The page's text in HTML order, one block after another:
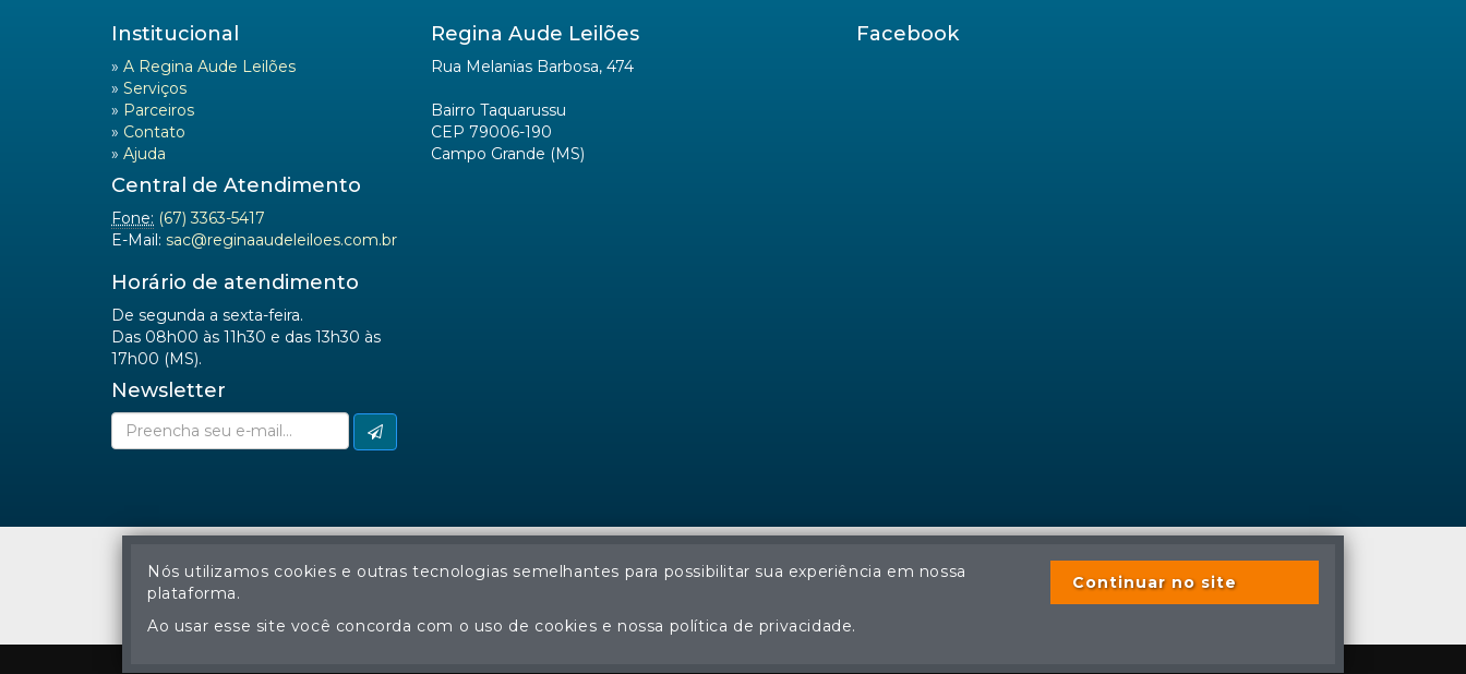
Institucional
» A Regina Aude Leilões
» Serviços
» Parceiros
» Contato
» Ajuda
Central de Atendimento
Fone: (67) 3363-5417
E-Mail: sac@reginaaudeleiloes.com.br
Horário de atendimento
De segunda a sexta-feira.
Das 08h00 às 11h30 e das 13h30 às
17h00 (MS).
Newsletter
Regina Aude Leilões
Rua Melanias Barbosa, 474
Bairro Taquarussu
CEP 79006-190
Campo Grande (MS)
Facebook
A cópia ou reprodução não autorizada do conteúdo deste site poderá acarretar em penas previstas em lei.
Nós utilizamos cookies e outras tecnologias semelhantes para possibilitar sua experiência em nossa
plataforma.
Ao usar esse site você concorda com o uso de cookies e nossa política de privacidade.
Continuar no site